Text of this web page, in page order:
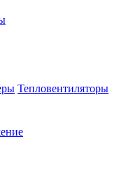
Тепловентиляторы